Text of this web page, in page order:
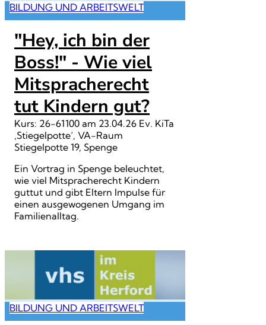
BILDUNG UND ARBEITSWELT
"Hey, ich bin der
Boss!" - Wie viel
Mitspracherecht
tut Kindern gut?
Kurs: 26-61100 am 23.04.26 Ev. KiTa
‚Stiegelpotte‘, VA-Raum
Stiegelpotte 19, Spenge
Ein Vortrag in Spenge beleuchtet,
wie viel Mitspracherecht Kindern
guttut und gibt Eltern Impulse für
einen ausgewogenen Umgang im
Familienalltag.
BILDUNG UND ARBEITSWELT